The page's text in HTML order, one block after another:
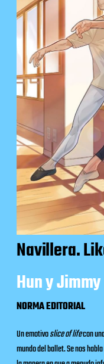
Navillera.
Hun y Jimmy
NORMA EDITORIAL
Un emotivoslice of lifecon
mundo del ballet. Se nos